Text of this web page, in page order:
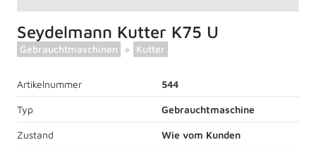
Seydelmann Kutter K75 U
Gebrauchtmaschinen » Kutter
Artikelnummer
Typ
Zustand
544
Gebrauchtmaschine
Wie vom Kunden